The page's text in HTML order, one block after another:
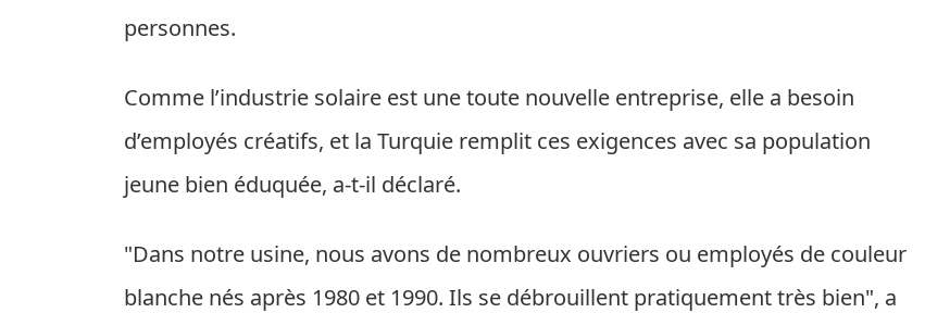
personnes.
Comme l’industrie solaire est une toute nouvelle entreprise, elle a besoin
d’employés créatifs, et la Turquie remplit ces exigences avec sa population
jeune bien éduquée, a-t-il déclaré.
"Dans notre usine, nous avons de nombreux ouvriers ou employés de couleur
blanche nés après 1980 et 1990. Ils se débrouillent pratiquement très bien", a